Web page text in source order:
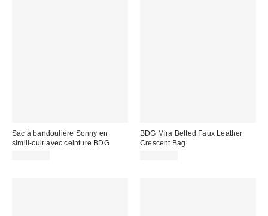
Sac à bandoulière Sonny en
simili-cuir avec ceinture BDG
BDG Mira Belted Faux Leather
Crescent Bag